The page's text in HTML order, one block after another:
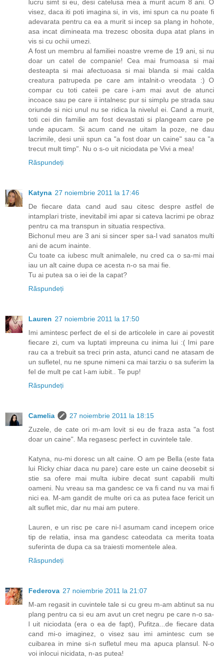
lucru simt si eu, desi catelusa mea a murit acum 8 ani. O
visez, daca iti poti imagina si, in vis, imi spun ca nu poate fi
adevarata pentru ca ea a murit si incep sa plang in hohote,
asa incat dimineata ma trezesc obosita dupa atat plans in
vis si cu ochii umezi.
A fost un membru al familiei noastre vreme de 19 ani, si nu
doar un catel de companie! Cea mai frumoasa si mai
desteapta si mai afectuoasa si mai blanda si mai calda
creatura patrupeda pe care am intalnit-o vreodata :) O
compar cu toti cateii pe care i-am mai avut de atunci
incoace sau pe care ii intalnesc pur si simplu pe strada sau
oriunde si nici unul nu se ridica la nivelul ei. Cand a murit,
toti cei din familie am fost devastati si plangeam care pe
unde apucam. Si acum cand ne uitam la poze, ne dau
lacrimile, desi unii spun ca "a fost doar un caine" sau ca "a
trecut mult timp". Nu o s-o uit niciodata pe Vivi a mea!
Răspundeți
Katyna 27 noiembrie 2011 la 17:46
De fiecare data cand aud sau citesc despre astfel de
intamplari triste, inevitabil imi apar si cateva lacrimi pe obraz
pentru ca ma transpun in situatia respectiva.
Bichonul meu are 3 ani si sincer sper sa-l vad sanatos multi
ani de acum inainte.
Cu toate ca iubesc mult animalele, nu cred ca o sa-mi mai
iau un alt caine dupa ce acesta n-o sa mai fie.
Tu ai putea sa o iei de la capat?
Răspundeți
Lauren 27 noiembrie 2011 la 17:50
Imi amintesc perfect de el si de articolele in care ai povestit
fiecare zi, cum va luptati impreuna cu inima lui :( Imi pare
rau ca a trebuit sa treci prin asta, atunci cand ne atasam de
un sufletel, nu ne spune nimeni ca mai tarziu o sa suferim la
fel de mult pe cat l-am iubit.. Te pup!
Răspundeți
Camelia
27 noiembrie 2011 la 18:15
Zuzele, de cate ori m-am lovit si eu de fraza asta "a fost
doar un caine". Ma regasesc perfect in cuvintele tale.
Katyna, nu-mi doresc un alt caine. O am pe Bella (este fata
lui Ricky chiar daca nu pare) care este un caine deosebit si
stie sa ofere mai multa iubire decat sunt capabili multi
oameni. Nu vreau sa ma gandesc ce va fi cand nu va mai fi
nici ea. M-am gandit de multe ori ca as putea face fericit un
alt suflet mic, dar nu mai am putere.
Lauren, e un risc pe care ni-l asumam cand incepem orice
tip de relatia, insa ma gandesc cateodata ca merita toata
suferinta de dupa ca sa traiesti momentele alea.
Răspundeți
Federova 27 noiembrie 2011 la 21:07
M-am regasit in cuvintele tale si cu greu m-am abtinut sa nu
plang pentru ca si eu am avut un cret negru pe care n-o sa-
l uit niciodata (era o ea de fapt), Pufitza...de fiecare data
cand mi-o imaginez, o visez sau imi amintesc cum se
cuibarea in mine si-n sufletul meu ma apuca plansul. N-o
voi inlocui nicidata, n-as putea!